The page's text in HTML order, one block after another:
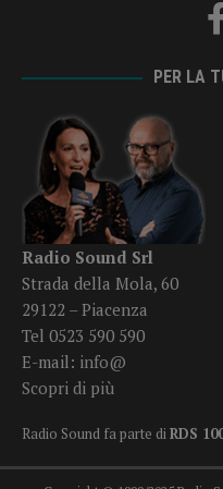
PER LA
Radio Sound Srl
Strada della Mola, 60
29122 – Piacenza
Tel 0523 590 590
E-mail: info@
Scopri di più
Radio Sound fa parte diRDS